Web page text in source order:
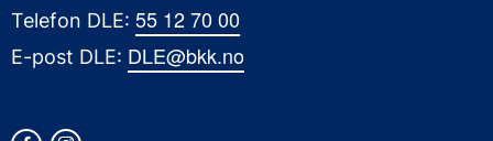
Telefon DLE: 55 12 70 00
E-post DLE: DLE@bkk.no